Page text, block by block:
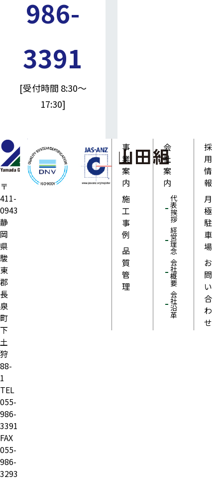
986-
3391
[受付時間 8:30～
17:30]
〒
411-
0943
静
岡
県
駿
東
郡
長
泉
町
下
土
狩
88-
1
TEL
055-
986-
3391
FAX
055-
986-
3293
事
業
案
内
施
工
事
例
品
質
管
理
会
社
案
内
代
表
挨
拶
経
営
理
念
会
社
概
要
会
社
沿
革
採
用
情
報
月
極
駐
車
場
お
問
い
合
わ
せ